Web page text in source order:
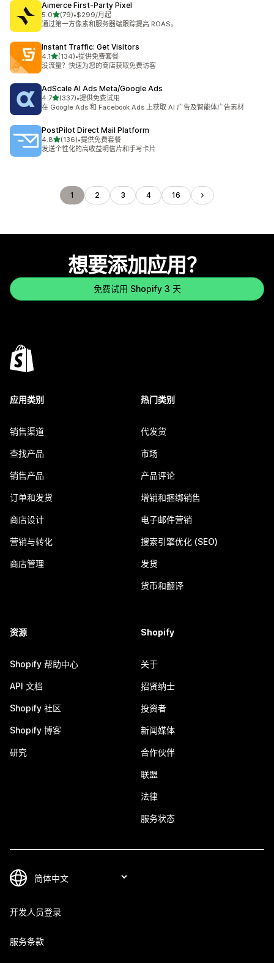
Aimerce First‑Party Pixel
5.0星（满分 5 星）
(79)
总共 79 条评论
•$299/月起
通过第一方像素和服务器端跟踪提高 ROAS。
Instant Traffic: Get Visitors
4.1星（满分 5 星）
(134)
总共 134 条评论
•提供免费套餐
没流量？快速为您的商店获取免费访客
AdScale AI Ads Meta/Google Ads
4.7星（满分 5 星）
(337)
总共 337 条评论
•提供免费试用
在 Google Ads 和 Facebook Ads 上获取 AI 广告及智能体广告素材
PostPilot Direct Mail Platform
4.8星（满分 5 星）
(136)
总共 136 条评论
•提供免费套餐
发送个性化的高收益明信片和手写卡片
1 2 3 4 16
想要添加应用？
免费试用 Shopify 3 天
应用类别
销售渠道
查找产品
销售产品
订单和发货
商店设计
营销与转化
商店管理
热门类别
代发货
市场
产品评论
增销和捆绑销售
电子邮件营销
搜索引擎优化 (SEO)
发货
货币和翻译
资源
Shopify 帮助中心
API 文档
Shopify 社区
Shopify 博客
研究
Shopify
关于
招贤纳士
投资者
新闻媒体
合作伙伴
联盟
法律
服务状态
开发人员登录
服务条款